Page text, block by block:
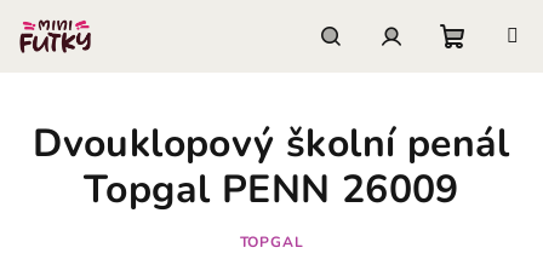
obsah
košík
Dvouklopový školní penál
Topgal PENN 26009
TOPGAL